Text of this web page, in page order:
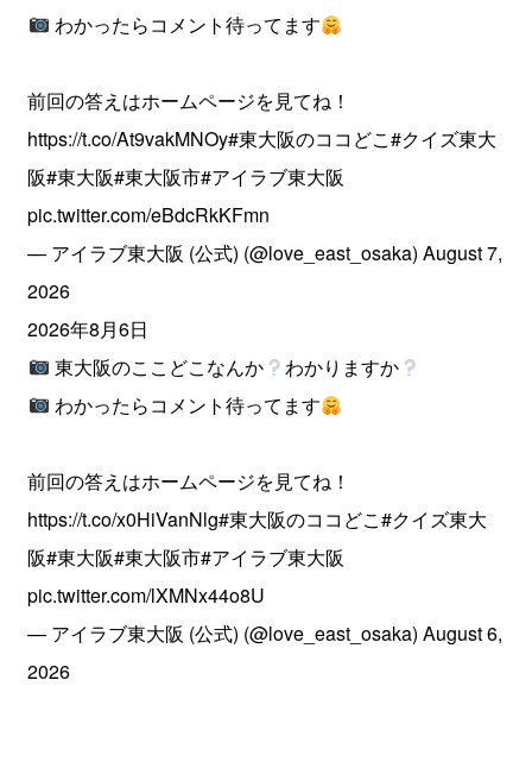
わかったらコメント待ってます
前回の答えはホームページを見てね！
https://t.co/At9vakMNOy#東大阪のココどこ#クイズ東大
阪#東大阪#東大阪市#アイラブ東大阪
pic.twitter.com/eBdcRkKFmn
— アイラブ東大阪 (公式) (@love_east_osaka)August 7,
2026
2026年8月6日
東大阪のここどこなんか
わかりますか
わかったらコメント待ってます
前回の答えはホームページを見てね！
https://t.co/x0HiVanNlg#東大阪のココどこ#クイズ東大
阪#東大阪#東大阪市#アイラブ東大阪
pic.twitter.com/lXMNx44o8U
— アイラブ東大阪 (公式) (@love_east_osaka)August 6,
2026